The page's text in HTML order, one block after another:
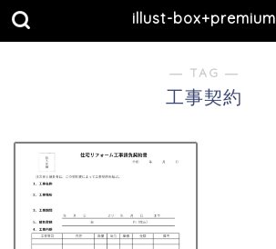
illust-box+premium
― TAG ―
工事契約